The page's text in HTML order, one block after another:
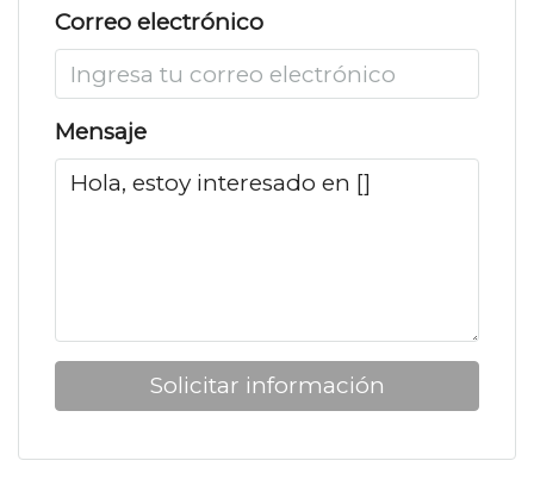
Correo electrónico
Mensaje
Solicitar información